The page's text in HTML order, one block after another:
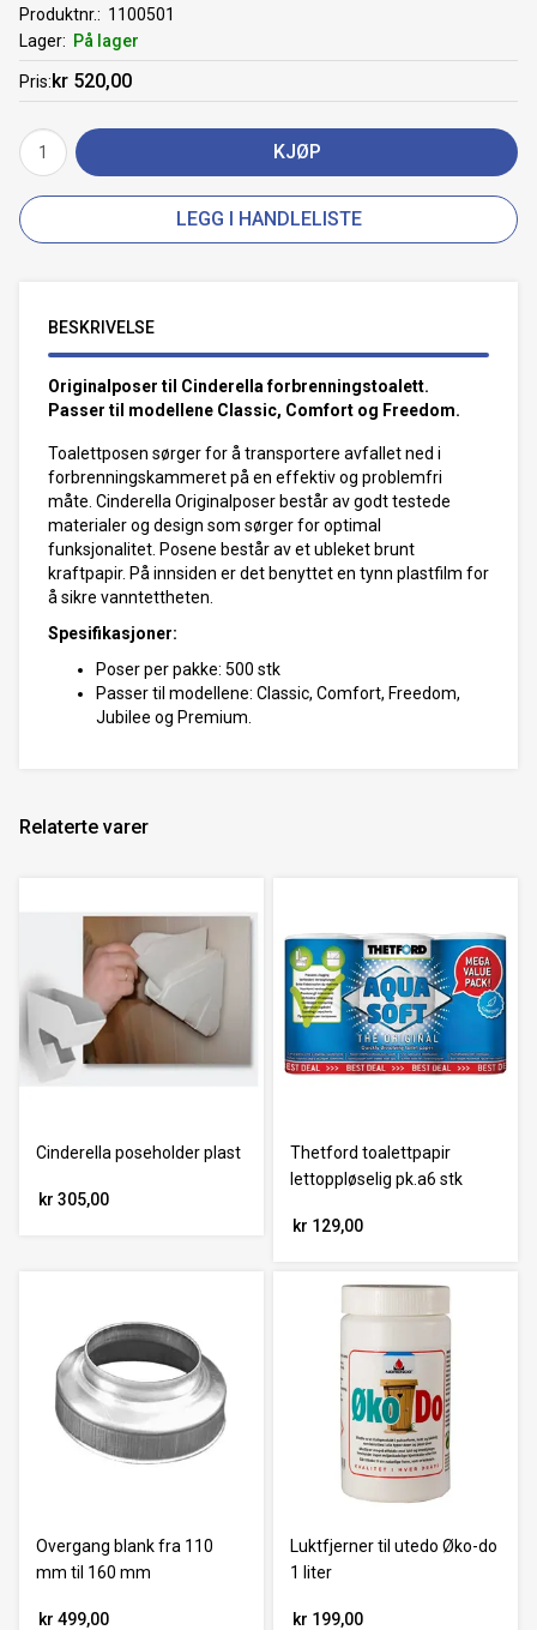
Produktnr.
1100501
Lager
På lager
Pris kr 520,00
KJØP
LEGG I HANDLELISTE
BESKRIVELSE
Originalposer til Cinderella forbrenningstoalett.
Passer til modellene Classic, Comfort og Freedom.
Toalettposen sørger for å transportere avfallet ned i
forbrenningskammeret på en effektiv og problemfri
måte. Cinderella Originalposer består av godt testede
materialer og design som sørger for optimal
funksjonalitet. Posene består av et ubleket brunt
kraftpapir. På innsiden er det benyttet en tynn plastfilm for
å sikre vanntettheten.
Spesifikasjoner:
Poser per pakke: 500 stk
Passer til modellene: Classic, Comfort, Freedom,
Jubilee og Premium.
Relaterte varer
Cinderella poseholder plast
kr 305,00
Thetford toalettpapir
lettoppløselig pk.a6 stk
kr 129,00
Overgang blank fra 110
mm til 160 mm
kr 499,00
Luktfjerner til utedo Øko-do
1 liter
kr 199,00